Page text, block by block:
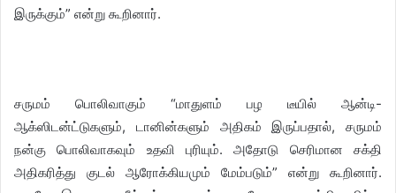
இருக்கும்” என்று கூறினார்.
சருமம் பொலிவாகும் “மாதுளம் பழ டீயில் ஆன்டி-
ஆக்ஸிடன்ட்டுகளும், டானின்களும் அதிகம் இருப்பதால், சருமம்
நன்கு பொலிவாகவும் உதவி புரியும். அதோடு செரிமான சக்தி
அதிகரித்து குடல் ஆரோக்கியமும் மேம்படும்” என்று கூறினார்.